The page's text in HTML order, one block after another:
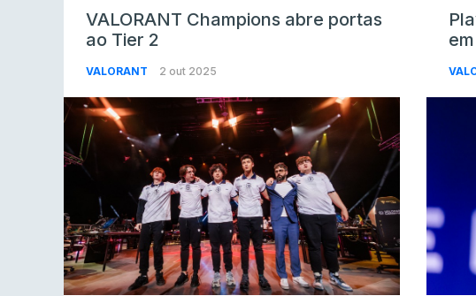
VALORANT Champions abre portas
ao Tier 2
VALORANT 2 out 2025